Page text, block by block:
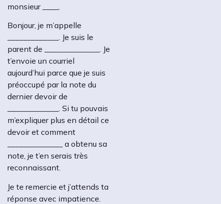
monsieur ____,
Bonjour, je m’appelle
_____________. Je suis le
parent de ______________. Je
t’envoie un courriel
aujourd’hui parce que je suis
préoccupé par la note du
dernier devoir de
_____________. Si tu pouvais
m’expliquer plus en détail ce
devoir et comment
______________ a obtenu sa
note, je t’en serais très
reconnaissant.
Je te remercie et j’attends ta
réponse avec impatience.